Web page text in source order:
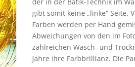
gibt somit keine „linke“ Seite.
Farben werden per Hand
Abweichungen von den im
zahlreichen Wasch- und
Jahre ihre Farbbrillianz. Die